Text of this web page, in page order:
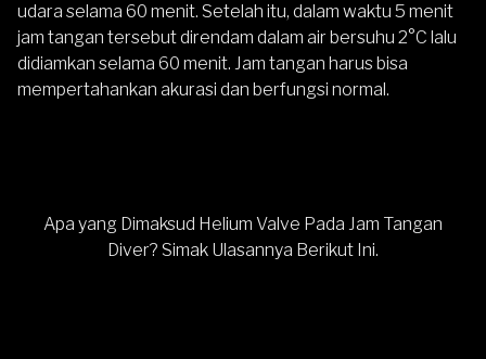
udara selama 60 menit. Setelah itu, dalam waktu 5 menit
jam tangan tersebut direndam dalam air bersuhu 2°C lalu
didiamkan selama 60 menit. Jam tangan harus bisa
mempertahankan akurasi dan berfungsi normal.
Apa yang Dimaksud Helium Valve Pada Jam Tangan
Diver? Simak Ulasannya Berikut Ini.